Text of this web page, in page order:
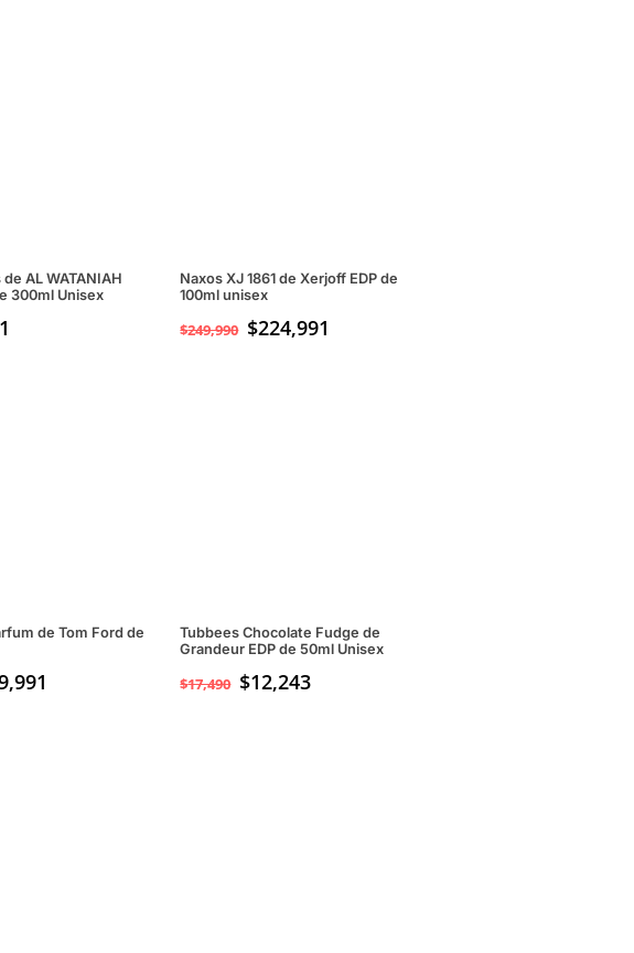
AL WATANIAH
300ml Unisex
Naxos XJ 1861 de Xerjoff EDP de
100ml unisex
$249,990 $224,991
de Tom Ford de
Tubbees Chocolate Fudge de
Grandeur EDP de 50ml Unisex
$17,490 $12,243